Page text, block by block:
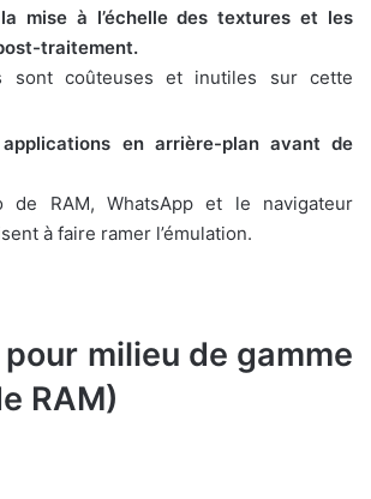
mise à l’échelle des textures et les
traitement.
sont coûteuses et inutiles sur cette
applications en arrière-plan avant de
de RAM, WhatsApp et le navigateur
à faire ramer l’émulation.
milieu de gamme
RAM)